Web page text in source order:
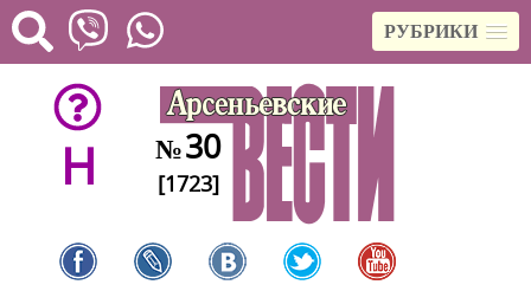
РУБРИКИ
H №30
[1723]